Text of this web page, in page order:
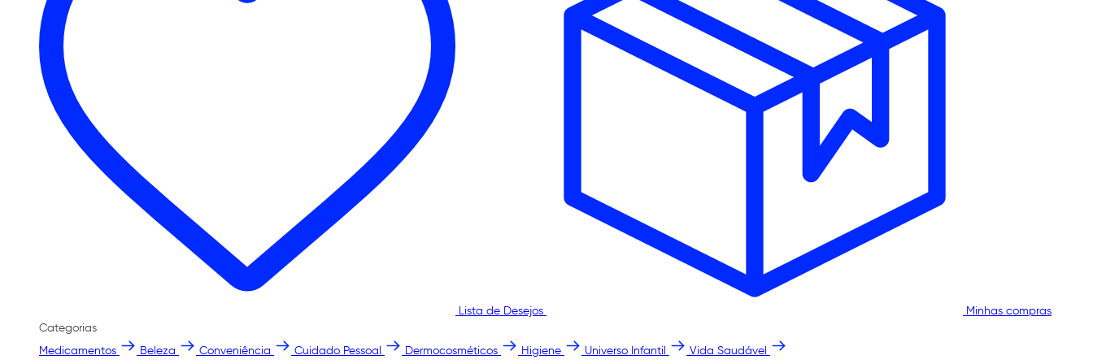
Lista de Desejos
Minhas compras
Categorias
Medicamentos
Beleza Conveniência Cuidado Pessoal Dermocosméticos Higiene Universo Infantil Vida Saudável